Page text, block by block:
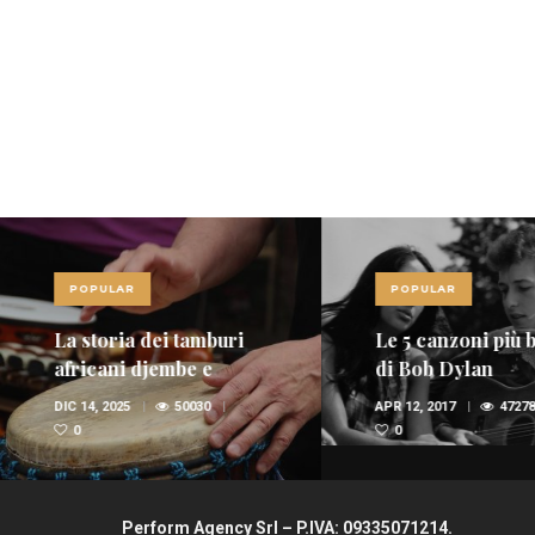
POPULAR
Le 5 canzoni più belle
di Bob Dylan
APR 12, 2017
47278
0
POPULAR
Le 10 canzoni
di sempre
FEB 6, 2017 36947
Perform Agency Srl – P.IVA: 09335071214.